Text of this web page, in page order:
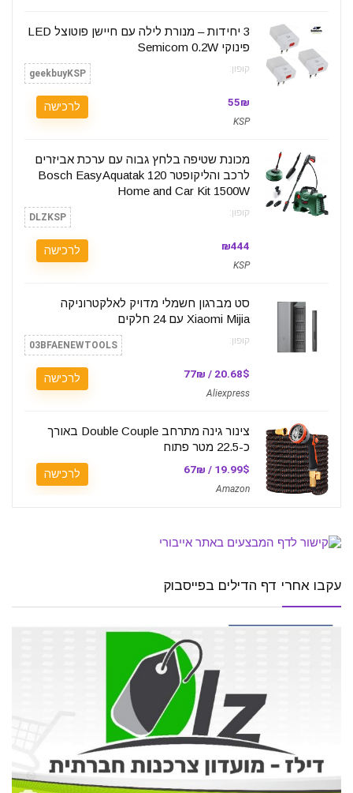
3 יחידות – מנורת לילה עם חיישן פוטוצל LED
פינוקי Semicom 0.2W
קופון: geekbuyKSP
55₪
KSP
לרכישה
מכונת שטיפה בלחץ גבוה עם ערכת אביזרים
לרכב והליקופטר Bosch EasyAquatak 120
Home and Car Kit 1500W
קופון: DLZKSP
₪444
KSP
לרכישה
סט מברגון חשמלי מדויק לאלקטרוניקה
Xiaomi Mijia עם 24 חלקים
קופון: 03BFAENEWTOOLS
20.68$ / 77₪
Aliexpress
לרכישה
צינור גינה מתרחב Double Couple באורך
כ-22.5 מטר פתוח
19.99$ / 67₪
Amazon
לרכישה
עקבו אחרי דף הדילים בפייסבוק